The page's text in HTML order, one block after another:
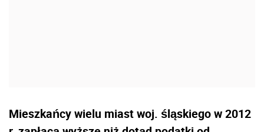
Mieszkańcy wielu miast woj. śląskiego w 2012